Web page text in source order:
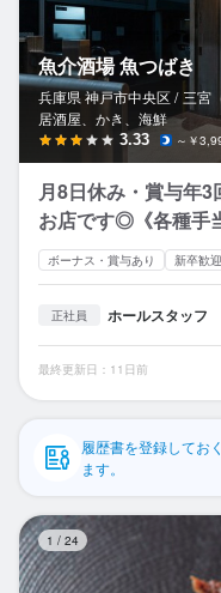
検索履歴・保存した条件
応募履歴
WEB履歴書
スカウト・メルマガ受信
ヘルプ・お問い合わせフォ
掲載をご検討の店舗様へ
食べログ求人PRESS
企業情報
魚介酒場 魚つばき
兵庫県 神戸市中央区 / 三宮
居酒屋、かき、海鮮
3.33 ～￥
月8日休み・賞与年
お店です◎《各種手
ボーナス・賞与あり 新卒歓迎
正社員 ホールスタッフ
最終更新日：11日前
履歴書を登録してお
ます。
1 / 24